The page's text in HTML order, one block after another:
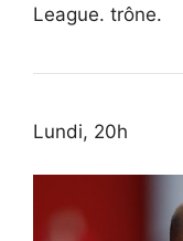
League. trône.
Lundi, 20h